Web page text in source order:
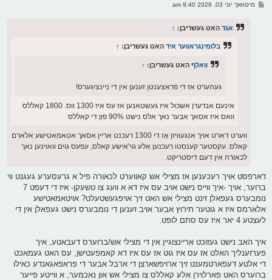
פמיטוואך יוני 03, 2026 9:40 am
אגד האט געשריבן: ↑
בלומינגראווער איד האט געשריבן: ↑
וואלף האט געשריבן: ↑
געהערט אז די פראצענטן זענען אין די ניינציגערס!
אינעם אנדערן אשכול איז געשטאנען אז עס איז 1300 ווס. 1800 קאללס
וואס איז אסאך אבער נאך אלס נישט 90% פון די קאללס
ווערט דארט אויך אנגעוויזן אַז די 1300 רעכנט אריין אסאך אטאמאטישע אלארם
קאלס. עקסטער קענסטו רעכנען אלע גוי'אישע קאלס, עפעס גוים וואוינען נאך
לכאורה אין דעם דיסטריקט.
דארפסט אויך רעכענען אז מצילי אש קאווערט לכאורה פיל א גרעסערע געגנט ווי
ברוער, אויך -איך ווייס נישט אויב עס איז דא א וועג צו טשעקן- איז די דעפט 7
נומבערס געפאלן זינט מצילי אש האט זיך אויפגעשטעלט? אויטאמאטישע
אלארמס איז א גוטער תירוץ אבער אויב זענען די נומבערס נישט געפאלן אין די
לעצטע 4 יאר איז עס סתם לופט.
איך האב נישט געזוכט אריינצוגיין אין די מצילי אש/ברוערס דעבאטע, איך
פערזענליך האלט אז עס איז גוט אז עס איז דא קאמפעטישן, עס האט געמאכט
די אלטע דעפארטמענט זיך ארויפשארצן די ארבל אבער די פראפאגאנדע כאילו
ברוערס האט פארלוירן אלע קאללס צו מצילי אש און נאכמער, א ווייטע פייער